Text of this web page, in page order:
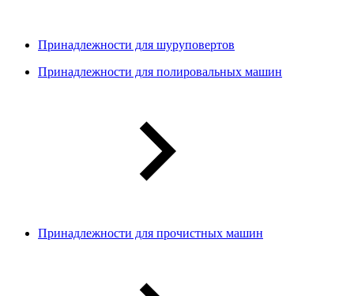
Принадлежности для шуруповертов
Принадлежности для полировальных машин
Принадлежности для прочистных машин